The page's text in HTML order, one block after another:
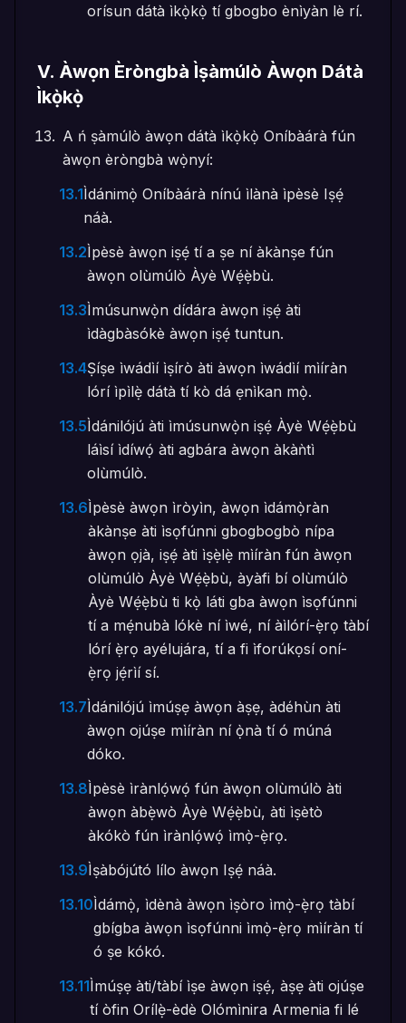
orísun dátà ìkọ̀kọ̀ tí gbogbo ènìyàn lè rí.
V. Àwọn Èròngbà Ìṣàmúlò Àwọn Dátà
Ìkọ̀kọ̀
A ń ṣàmúlò àwọn dátà ìkọ̀kọ̀ Oníbàárà fún
àwọn èròngbà wọ̀nyí:
13.1Ìdánimọ̀ Oníbàárà nínú ìlànà ìpèsè Iṣẹ́
náà.
13.2Ìpèsè àwọn iṣẹ́ tí a ṣe ní àkànṣe fún
àwọn olùmúlò Àyè Wẹ́ẹ̀bù.
13.3Ìmúsunwọ̀n dídára àwọn iṣẹ́ àti
ìdàgbàsókè àwọn iṣẹ́ tuntun.
13.4Ṣíṣe ìwádìí ìṣírò àti àwọn ìwádìí mìíràn
lórí ìpìlẹ̀ dátà tí kò dá ẹnìkan mọ̀.
13.5Ìdánilójú àti ìmúsunwọ̀n iṣẹ́ Àyè Wẹ́ẹ̀bù
láìsí ìdíwọ́ àti agbára àwọn àkàǹtì
olùmúlò.
13.6Ìpèsè àwọn ìròyìn, àwọn ìdámọ̀ràn
àkànṣe àti ìsọfúnni gbogbogbò nípa
àwọn ọjà, iṣẹ́ àti ìṣẹ̀lẹ̀ mìíràn fún àwọn
olùmúlò Àyè Wẹ́ẹ̀bù, àyàfi bí olùmúlò
Àyè Wẹ́ẹ̀bù ti kọ̀ láti gba àwọn ìsọfúnni
tí a mẹ́nubà lókè ní ìwé, ní àìlórí-ẹ̀rọ tàbí
lórí ẹ̀rọ ayélujára, tí a fi ìforúkọsí oní-
ẹ̀rọ jẹ́rìí sí.
13.7Ìdánilójú ìmúṣẹ àwọn àṣẹ, àdéhùn àti
àwọn ojúṣe mìíràn ní ọ̀nà tí ó múná
dóko.
13.8Ìpèsè ìrànlọ́wọ́ fún àwọn olùmúlò àti
àwọn àbẹ̀wò Àyè Wẹ́ẹ̀bù, àti ìṣètò
àkókò fún ìrànlọ́wọ́ ìmọ̀-ẹ̀rọ.
13.9Ìṣàbójútó lílo àwọn Iṣẹ́ náà.
13.10Ìdámọ̀, ìdènà àwọn ìṣòro ìmọ̀-ẹ̀rọ tàbí
gbígba àwọn ìsọfúnni ìmọ̀-ẹ̀rọ mìíràn tí
ó ṣe kókó.
13.11Ìmúṣẹ àti/tàbí ìṣe àwọn iṣẹ́, àṣẹ àti ojúṣe
tí òfin Orílẹ̀-èdè Olómìnira Armenia fi lé